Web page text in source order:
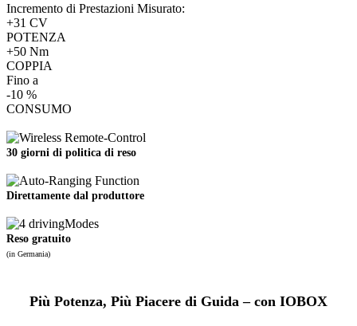
Incremento di Prestazioni Misurato:
+31 CV
POTENZA
+50 Nm
COPPIA
Fino a
-10 %
CONSUMO
30 giorni di politica di reso
Direttamente dal produttore
Reso gratuito
(in Germania)
Più Potenza, Più Piacere di Guida – con IOBOX